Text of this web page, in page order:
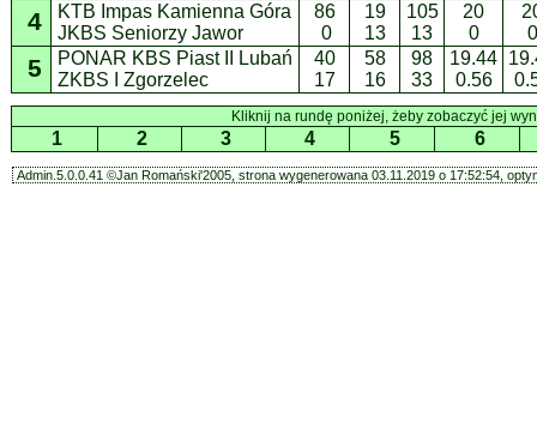
4
KTB Impas Kamienna Góra
JKBS Seniorzy Jawor
86
0
19
13
105
13
20
0
0
5
PONAR KBS Piast II Lubań
ZKBS I Zgorzelec
40
17
58
16
98
33
19.44
0.56
Kliknij na rundę poniżej, żeby zobaczyć jej
1 2 3 4 5 6
Admin.5.0.0.41 ©Jan Romański'2005, strona wygenerowana 03.11.2019 o 17:52:54,